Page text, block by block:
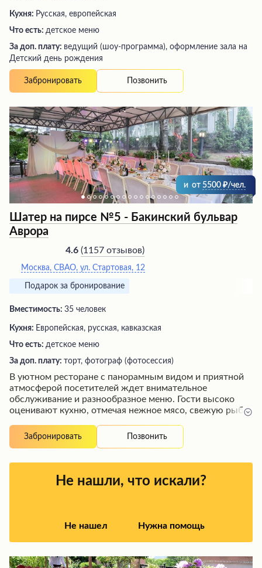
Кухня: Русская, европейская
Что есть: детское меню
За доп. плату: ведущий (шоу-программа), оформление зала на
Детский день рождения
Забронировать Позвонить
и от 5500 /чел.
Шатер на пирсе №5 - Бакинский бульвар
Аврора
4.6 (1157 отзывов)
Москва, СВАО, ул. Стартовая, 12
Подарок за бронирование
Вместимость: 35 человек
Кухня: Европейская, русская, кавказская
Что есть: детское меню
За доп. плату: торт, фотограф (фотосессия)
В уютном ресторане с панорамным видом и приятной
атмосферой посетителей ждет внимательное
обслуживание и разнообразное меню. Гости высоко
оценивают кухню, отмечая нежное мясо, свежую рыбу
персонал создает радушную обстановку, идеальную
для романтического ужина или встречи с друзьями.
где гостей ожидает веселая атмосфера и качественное
обслуживание.
Забронировать Позвонить
Не нашли, что искали?
Не нашел Нужна помощь